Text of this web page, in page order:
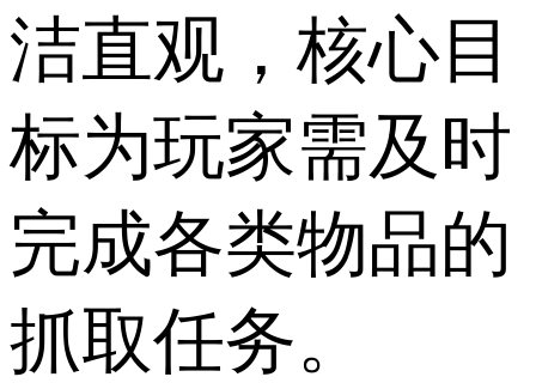
洁直观，核心目
标为玩家需及时
完成各类物品的
抓取任务。